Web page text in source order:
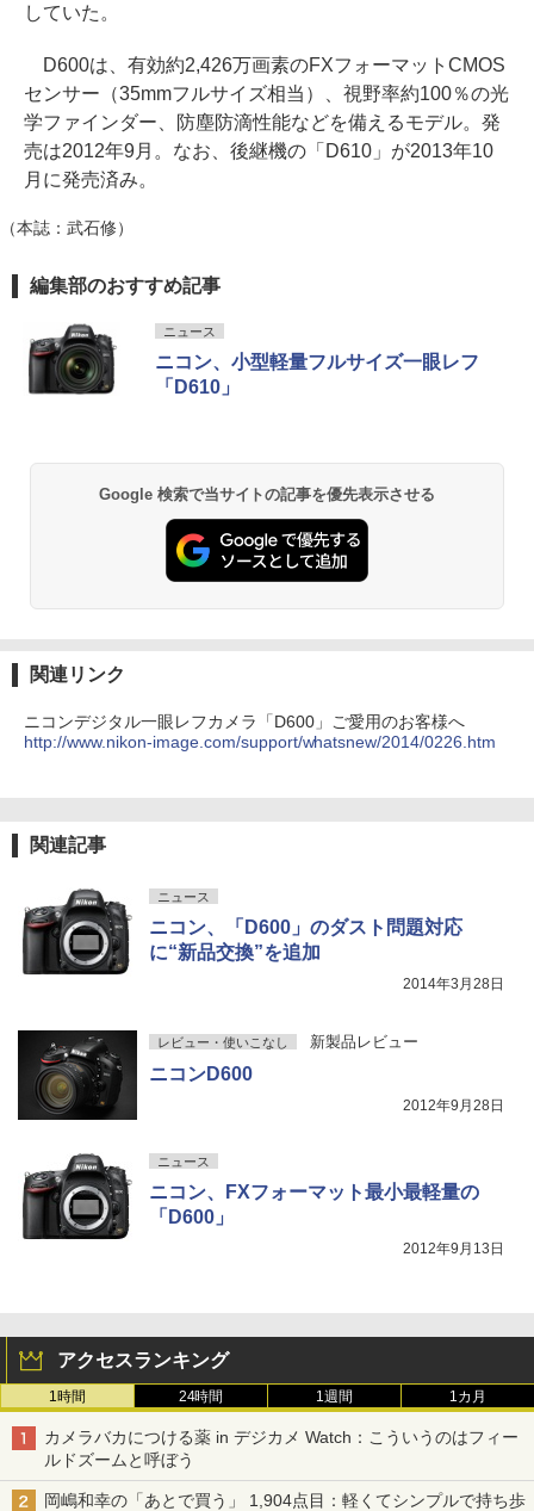
していた。
D600は、有効約2,426万画素のFXフォーマットCMOS
センサー（35mmフルサイズ相当）、視野率約100％の光
学ファインダー、防塵防滴性能などを備えるモデル。発
売は2012年9月。なお、後継機の「D610」が2013年10
月に発売済み。
（本誌：武石修）
編集部のおすすめ記事
ニュース
ニコン、小型軽量フルサイズ一眼レフ
「D610」
Google 検索で当サイトの記事を優先表示させる
関連リンク
ニコンデジタル一眼レフカメラ「D600」ご愛用のお客様へ
http://www.nikon-image.com/support/whatsnew/2014/0226.htm
関連記事
ニュース
ニコン、「D600」のダスト問題対応
に“新品交換”を追加
2014年3月28日
レビュー・使いこなし 新製品レビュー
ニコンD600
2012年9月28日
ニュース
ニコン、FXフォーマット最小最軽量の
「D600」
2012年9月13日
アクセスランキング
1時間 24時間 1週間 1カ月
カメラバカにつける薬 in デジカメ Watch：こういうのはフィー
ルドズームと呼ぼう
岡嶋和幸の「あとで買う」 1,904点目：軽くてシンプルで持ち歩